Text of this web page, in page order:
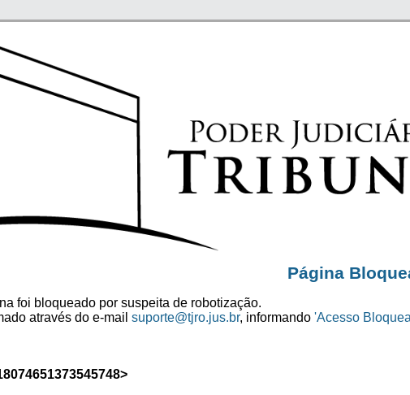
Página
foi bloqueado por suspeita de robotização.
através do e-mail suporte@tjro.jus.br, informando 'Acesso